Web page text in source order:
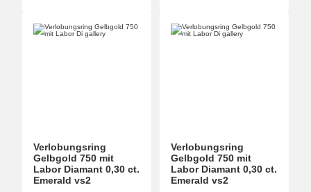
Verlobungsring
Gelbgold 750 mit
Labor Diamant 0,30 ct.
Emerald vs2
Verlobungsring
Gelbgold 750 mit
Labor Diamant 0,30 ct.
Emerald vs2